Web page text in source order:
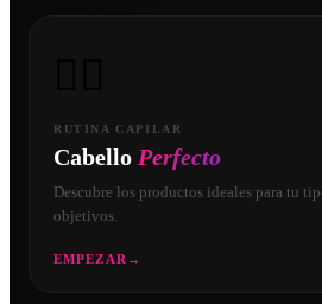
RUTINA CAPILAR
Cabello Perfecto
Descubre los productos ideales para tu
objetivos.
EMPEZAR →